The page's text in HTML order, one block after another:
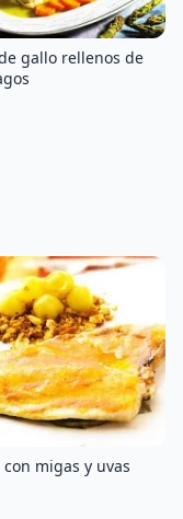
gallo rellenos de
con migas y uvas